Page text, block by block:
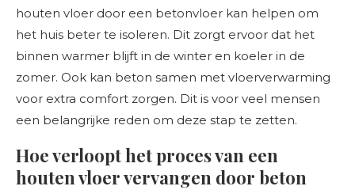
houten vloer door een betonvloer kan helpen om
het huis beter te isoleren. Dit zorgt ervoor dat het
binnen warmer blijft in de winter en koeler in de
zomer. Ook kan beton samen met vloerverwarming
voor extra comfort zorgen. Dit is voor veel mensen
een belangrijke reden om deze stap te zetten.
Hoe verloopt het proces van een
houten vloer vervangen door beton